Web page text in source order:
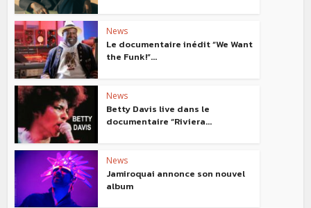
News
Le documentaire inédit “We Want
the Funk!”...
News
Betty Davis live dans le
documentaire “Riviera...
News
Jamiroquai annonce son nouvel
album